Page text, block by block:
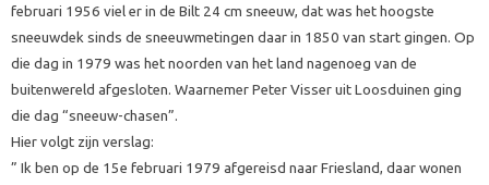
februari 1956 viel er in de Bilt 24 cm sneeuw, dat was het hoogste
sneeuwdek sinds de sneeuwmetingen daar in 1850 van start gingen. Op
die dag in 1979 was het noorden van het land nagenoeg van de
buitenwereld afgesloten. Waarnemer Peter Visser uit Loosduinen ging
die dag “sneeuw-chasen”.
Hier volgt zijn verslag:
” Ik ben op de 15e februari 1979 afgereisd naar Friesland, daar wonen